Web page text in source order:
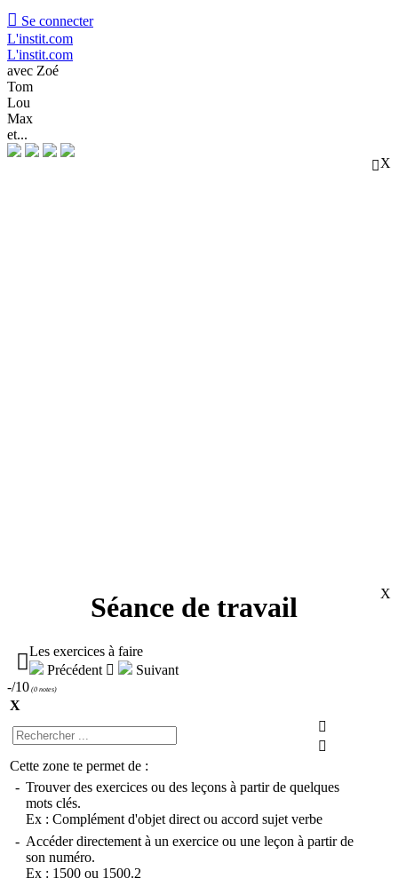
 Se connecter
L'instit.com
L'instit.com
avec Zoé
Tom
Lou
Max
et...
X

X
Séance de travail
Les exercices à faire
Précédent 
Suivant
-/10 (0 notes)
X


Cette zone te permet de :
- Trouver des exercices ou des leçons à partir de quelques
mots clés.
Ex : Complément d'objet direct ou accord sujet verbe
- Accéder directement à un exercice ou une leçon à partir de
son numéro.
Ex : 1500 ou 1500.2